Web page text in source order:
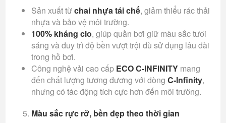
Sản xuất từchai nhựa tái chế, giảm thiểu rác thải
nhựa và bảo vệ môi trường.
100% kháng clo, giúp quần bơi giữ màu sắc tươi
sáng và duy trì độ bền vượt trội dù sử dụng lâu dài
trong hồ bơi.
Công nghệ vải cao cấp ECO C-INFINITY mang
đến chất lượng tương đương với dòngC-Infinity,
nhưng có tác động tích cực hơn đến môi trường.
Màu sắc rực rỡ, bền đẹp theo thời gian